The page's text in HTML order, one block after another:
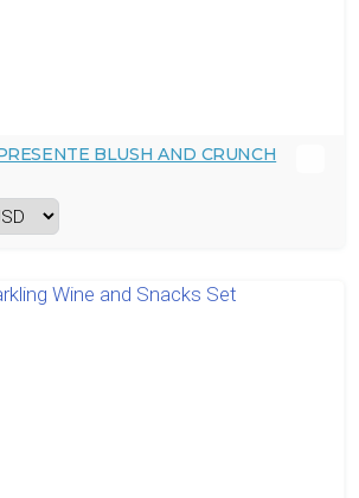
BLUSH AND CRUNCH